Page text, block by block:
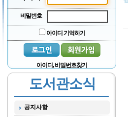
비밀번호
아이디 기억하기
아이디, 비밀번호찾기
도서관소식
공지사항